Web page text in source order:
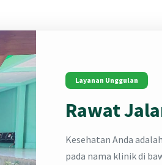
Layanan Unggulan
Rawat
Kesehatan Anda
pada nama klinik di